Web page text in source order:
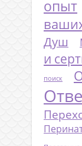
опыт
Душ
и
поиск